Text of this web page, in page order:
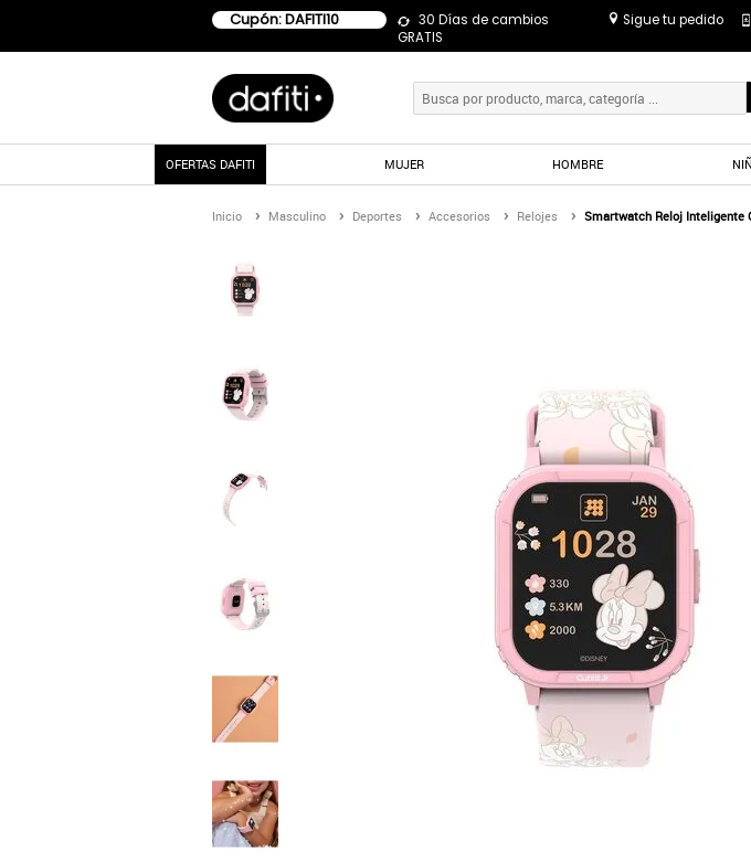
Cupón: DAFITI10
30 Días de cambios
GRATIS
Sigue tu pedido
OFERTAS DAFITI MUJER HOMBRE
Inicio Masculino Deportes Accesorios Relojes Smartwatch Reloj Inteligente